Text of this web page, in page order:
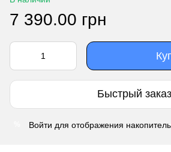
7 390.00 грн
Быстрый заказ
Войти для отображения